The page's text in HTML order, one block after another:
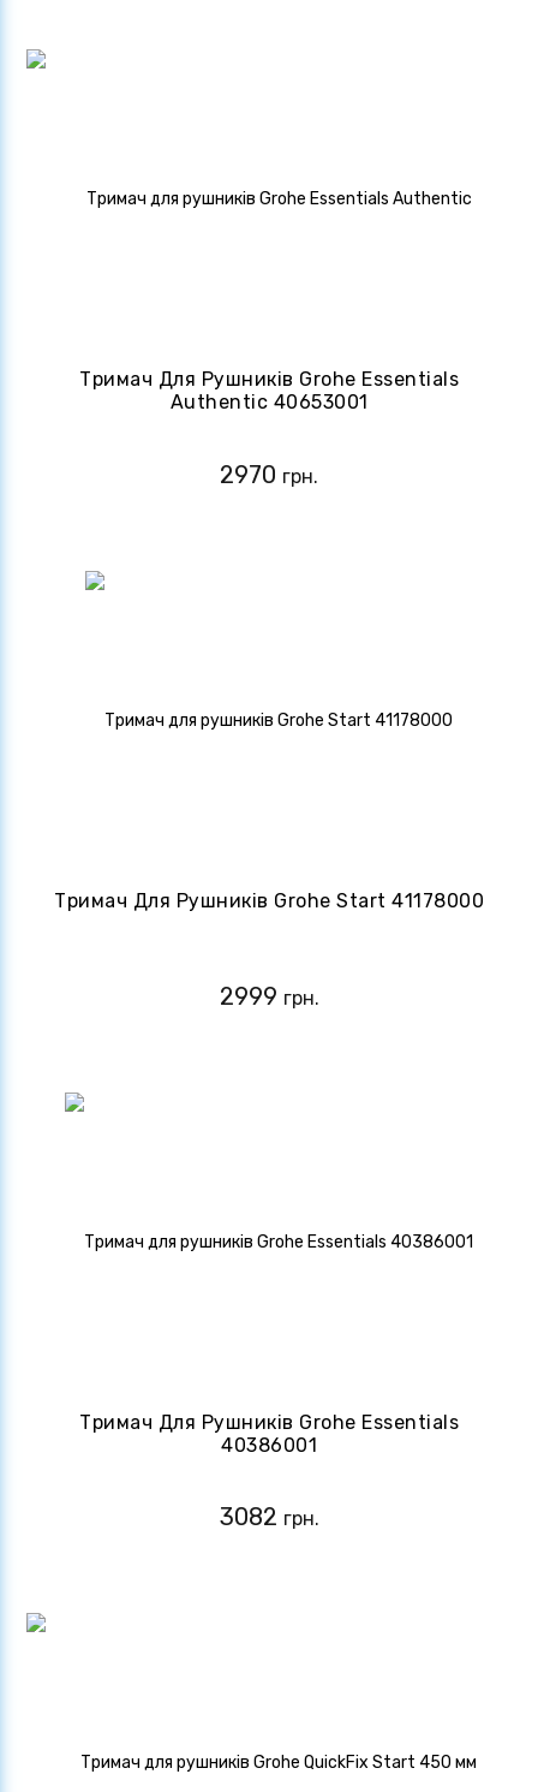
Тримач Для Рушників Grohe Essentials
Authentic 40653001
2970 грн.
Тримач Для Рушників Grohe Start 41178000
2999 грн.
Тримач Для Рушників Grohe Essentials
40386001
3082 грн.